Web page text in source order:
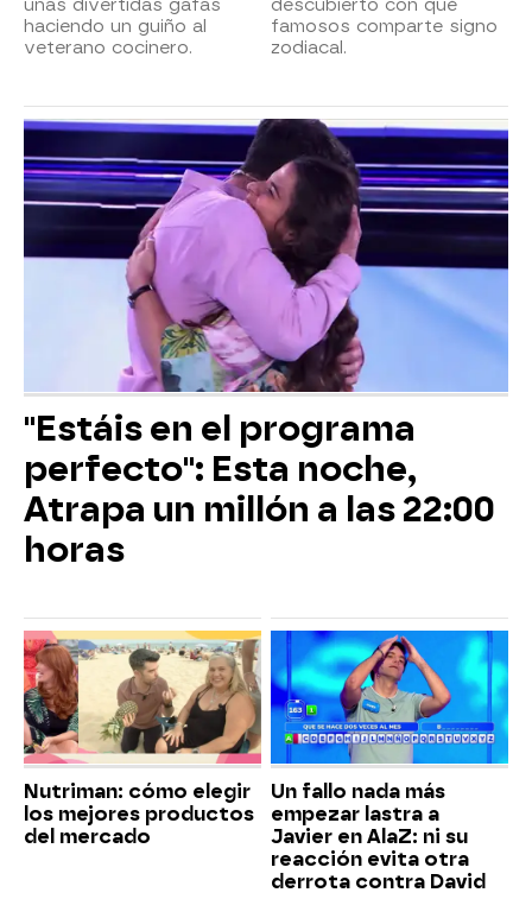
unas divertidas gafas
haciendo un guiño al
veterano cocinero.
descubierto con qué
famosos comparte signo
zodiacal.
"Estáis en el programa
perfecto": Esta noche,
Atrapa un millón a las 22:00
horas
Nutriman: cómo elegir
los mejores productos
del mercado
Un fallo nada más
empezar lastra a
Javier en AlaZ: ni su
reacción evita otra
derrota contra David